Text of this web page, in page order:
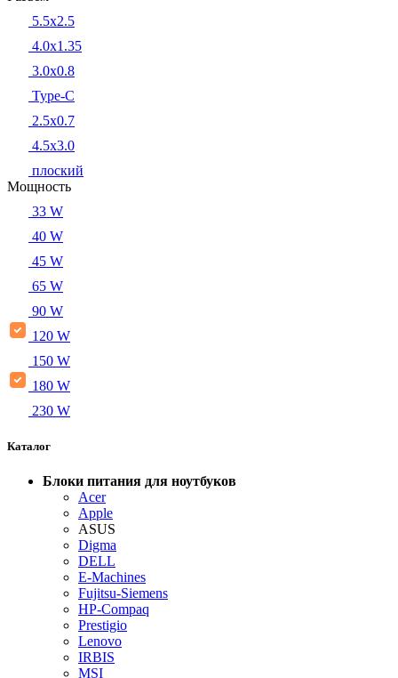
5.5x2.5
4.0x1.35
3.0x0.8
Type-C
2.5x0.7
4.5x3.0
плоский
Мощность
33 W
40 W
45 W
65 W
90 W
120 W
150 W
180 W
230 W
Каталог
Блоки питания для ноутбуков
Acer
Apple
ASUS
Digma
DELL
E-Machines
Fujitsu-Siemens
HP-Compaq
Prestigio
Lenovo
IRBIS
MSI